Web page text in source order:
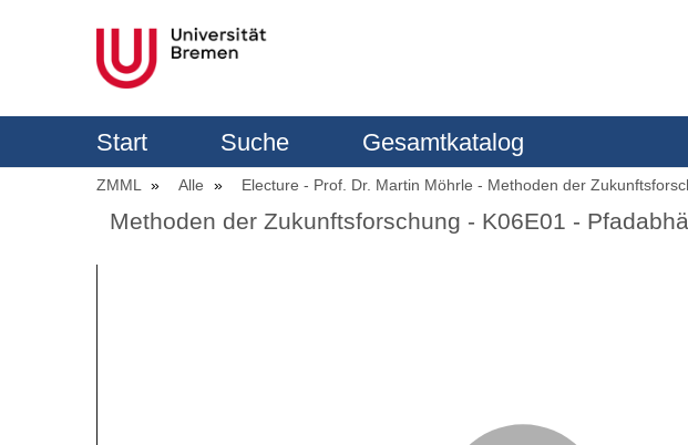
Start Suche Gesamtkatalog
ZMML Alle Electure - Prof. Dr. Martin Möhrle - Methoden der
Methoden der Zukunftsforschung - K06E01 -